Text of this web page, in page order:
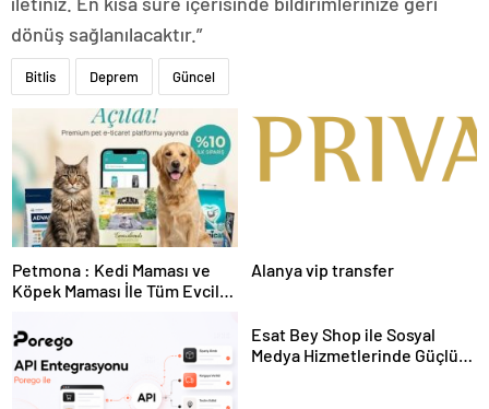
dönüş sağlanılacaktır.”
Bitlis Deprem Güncel
Petmona : Kedi Maması ve
Köpek Maması İle Tüm Evcil
Alanya vip transfer
Esat Bey Shop ile Sosyal
Medya Hizmetlerinde Güçlü